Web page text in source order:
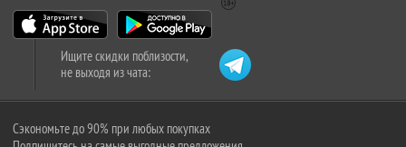
Ищите скидки поблизости,
не выходя из чата:
Сэкономьте до 90% при любых покупках